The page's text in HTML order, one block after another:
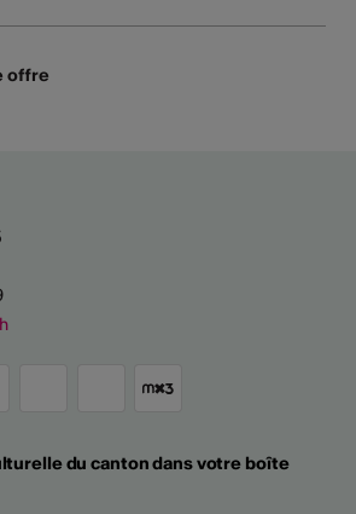
offre
du canton dans votre boîte